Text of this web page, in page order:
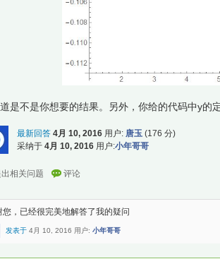
是不是你想要的结果。另外，你给的代码中y的
最新回答 4月 10, 2016 用户: 唐玉 (176 分)
采纳于 4月 10, 2016 用户:小年哥哥
您，已经很完美地解答了我的疑问
发表于 4月 10, 2016 用户: 小年哥哥